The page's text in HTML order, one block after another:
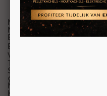
Merk
Model
Brandstof
Energie-efficiëntieklasse
Vuurzicht
Type kachel
Systeem (open of
gesloten)
Materiaal
Kleur